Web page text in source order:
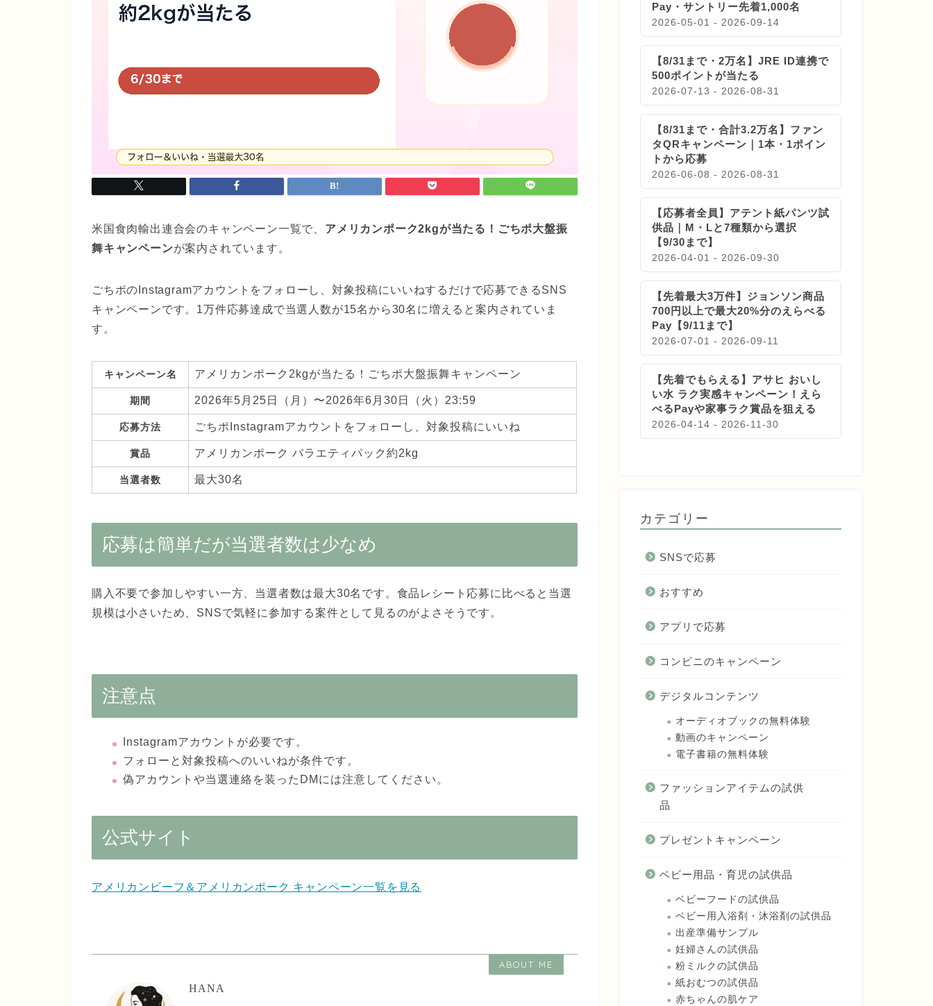
米国食肉輸出連合会のキャンペーン一覧で、 アメリカンポーク2kgが当たる！ごちポ大盤振
舞キャンペーンが案内されています。
ごちポのInstagramアカウントをフォローし、対象投稿にいいねするだけで応募できるSNS
キャンペーンです。1万件応募達成で当選人数が15名から30名に増えると案内されていま
す。
キャンペーン名 アメリカンポーク2kgが当たる！ごちポ大盤振舞キャンペーン
期間 2026年5月25日（月）〜2026年6月30日（火）23:59
応募方法 ごちポInstagramアカウントをフォローし、対象投稿にいいね
賞品 アメリカンポーク バラエティパック約2kg
当選者数 最大30名
応募は簡単だが当選者数は少なめ
購入不要で参加しやすい一方、当選者数は最大30名です。食品レシート応募に比べると当選
規模は小さいため、SNSで気軽に参加する案件として見るのがよさそうです。
注意点
Instagramアカウントが必要です。
フォローと対象投稿へのいいねが条件です。
偽アカウントや当選連絡を装ったDMには注意してください。
公式サイト
アメリカンビーフ＆アメリカンポーク キャンペーン一覧を見る
ABOUT ME
HANA
Pay・サントリー先着1,000名
2026-05-01 - 2026-09-14
【8/31まで・2万名】JRE ID連携で
500ポイントが当たる
2026-07-13 - 2026-08-31
【8/31まで・合計3.2万名】ファン
タQRキャンペーン｜1本・1ポイン
トから応募
2026-06-08 - 2026-08-31
【応募者全員】アテント紙パンツ試
供品｜M・Lと7種類から選択
【9/30まで】
2026-04-01 - 2026-09-30
【先着最大3万件】ジョンソン商品
700円以上で最大20%分のえらべる
Pay【9/11まで】
2026-07-01 - 2026-09-11
【先着でもらえる】アサヒ おいし
い水 ラク実感キャンペーン！えら
べるPayや家事ラク賞品を狙える
2026-04-14 - 2026-11-30
カテゴリー
SNSで応募
おすすめ
アプリで応募
コンビニのキャンペーン
デジタルコンテンツ
オーディオブックの無料体験
動画のキャンペーン
電子書籍の無料体験
ファッションアイテムの試供
品
プレゼントキャンペーン
ベビー用品・育児の試供品
ベビーフードの試供品
ベビー用入浴剤・沐浴剤の試供品
出産準備サンプル
妊婦さんの試供品
粉ミルクの試供品
紙おむつの試供品
赤ちゃんの肌ケア